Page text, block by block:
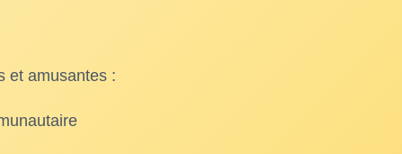
et amusantes :